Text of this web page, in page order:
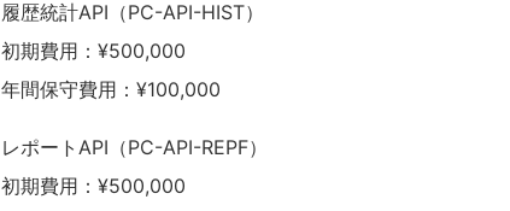
履歴統計API（PC-API-HIST）
初期費用：¥500,000
年間保守費用：¥100,000
レポートAPI（PC-API-REPF）
初期費用：¥500,000